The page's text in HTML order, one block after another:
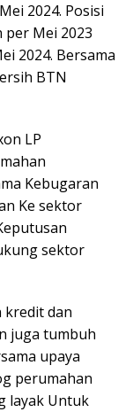
2024. Posisi
Mei 2023
2024. Bersama
BTN
LP
Kebugaran
Ke sektor
sektor
kredit dan
juga tumbuh
upaya
perumahan
layak Untuk